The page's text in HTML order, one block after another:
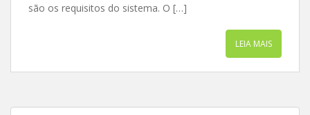
são os requisitos do sistema. O […]
LEIA MAIS